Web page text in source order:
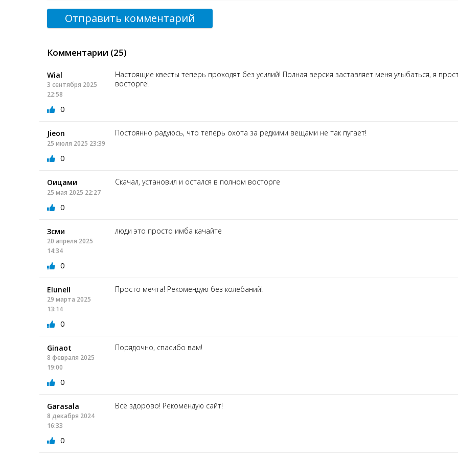
Отправить комментарий
Комментарии (25)
Wial
3 сентября 2025
22:58
Настоящие квесты теперь проходят без усилий! Полная версия заставляет меня улыбаться, я
восторге!
0
Jieon
25 июля 2025 23:39
Постоянно радуюсь, что теперь охота за редкими вещами не так пугает!
0
Оицами
25 мая 2025 22:27
Скачал, установил и остался в полном восторге
0
Зсми
20 апреля 2025
14:34
люди это просто имба качайте
0
Elunell
29 марта 2025
13:14
Просто мечта! Рекомендую без колебаний!
0
Ginaot
8 февраля 2025
19:00
Порядочно, спасибо вам!
0
Garasala
8 декабря 2024
16:33
Всё здорово! Рекомендую сайт!
0